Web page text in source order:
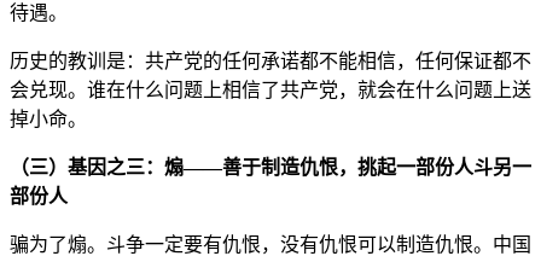
待遇。
历史的教训是：共产党的任何承诺都不能相信，任何保证都不
会兑现。谁在什么问题上相信了共产党，就会在什么问题上送
掉小命。
（三）基因之三：煽——善于制造仇恨，挑起一部份人斗另一
部份人
骗为了煽。斗争一定要有仇恨，没有仇恨可以制造仇恨。中国